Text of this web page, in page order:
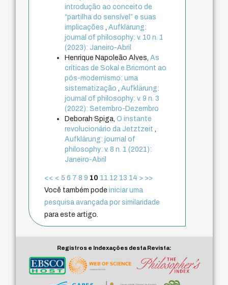
introdução ao conceito de
“partilha do sensível” e suas
implicações,Aufklärung:
journal of philosophy: v. 10 n. 1
(2023): Janeiro-Abril
Henrique Napoleão Alves,As
críticas de Sokal e Bricmont ao
pós-modernismo: uma
sistematização,Aufklärung:
journal of philosophy: v. 9 n. 3
(2022): Setembro-Dezembro
Deborah Spiga,O instante
revolucionário da Jetztzeit,
Aufklärung: journal of
philosophy: v. 8 n. 1 (2021):
Janeiro-Abril
<< < 5 6 7 8 9 10 11 12 13 14 > >>
Você também podeiniciar uma
pesquisa avançada por similaridade
para este artigo.
Registros e Indexações desta Revista: